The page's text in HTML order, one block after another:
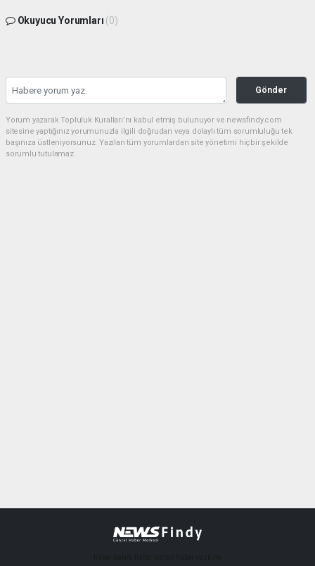
Okuyucu Yorumları (0)
Gönder
Yorum yazarak Topluluk Kuralları’nı kabul etmiş bulunuyor ve newsfindy.com
sitesine yaptığınız yorumunuzla ilgili doğrudan veya dolaylı tüm sorumluluğu tek
başınıza üstleniyorsunuz. Yazılan tüm yorumlardan site yönetimi hiçbir şekilde
sorumlu tutulamaz.